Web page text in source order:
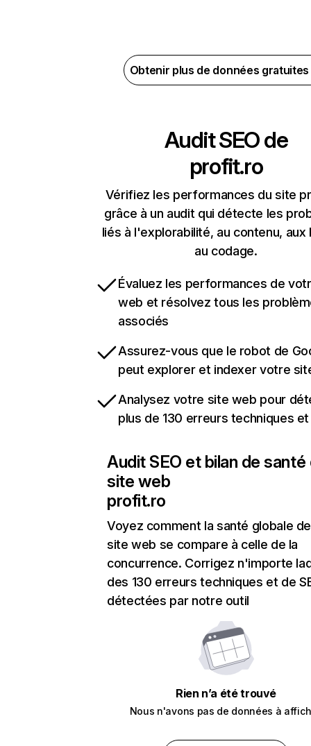
Obtenir plus de données
Audit SEO de
profit.ro
Vérifiez les performances du site
grâce à un audit qui détecte les
liés à l'explorabilité, au contenu, aux
au codage.
Évaluez les performances de
web et résolvez tous les
associés
Assurez-vous que le robot de
peut explorer et indexer votre
Analysez votre site web pour
plus de 130 erreurs techniques et
Audit SEO et bilan de santé
site web
profit.ro
Voyez comment la santé globale
site web se compare à celle de la
concurrence. Corrigez n'importe
des 130 erreurs techniques et de
détectées par notre outil
Rien n’a été trouvé
Nous n'avons pas de données à